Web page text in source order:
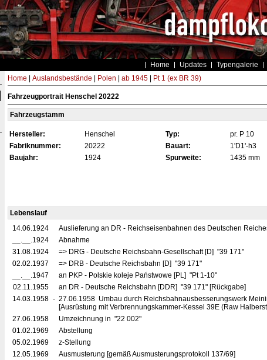
Home Updates Typengalerie
Home Auslandsbestände Polen ab 1945| Pt 1 (ex BR 39)
Fahrzeugportrait Henschel 20222
Fahrzeugstamm
Hersteller: Henschel Typ: pr. P 10
Fabriknummer:
20222 Bauart: 1'D1'-h3
Baujahr:
1924 Spurweite:
1435 mm
Lebenslauf
14.06.1924
Auslieferung an DR - Reichseisenbahnen des Deutschen
__.__.1924
Abnahme
31.08.1924
=> DRG - Deutsche Reichsbahn-Gesellschaft [D] "39 171"
02.02.1937
=> DRB - Deutsche Reichsbahn [D] "39 171"
__.__.1947
an PKP - Polskie koleje Państwowe [PL] "Pt 1-10"
02.11.1955
an DR - Deutsche Reichsbahn [DDR] "39 171" [Rückgabe]
14.03.1958 - 27.06.1958 Umbau durch Reichsbahnausbesserungswerk
[Ausrüstung mit Verbrennungskammer-Kessel 39E (Raw
27.06.1958
Umzeichnung in "22 002"
01.02.1969
Abstellung
05.02.1969
z-Stellung
12.05.1969
Ausmusterung [gemäß Ausmusterungsprotokoll 137/69]